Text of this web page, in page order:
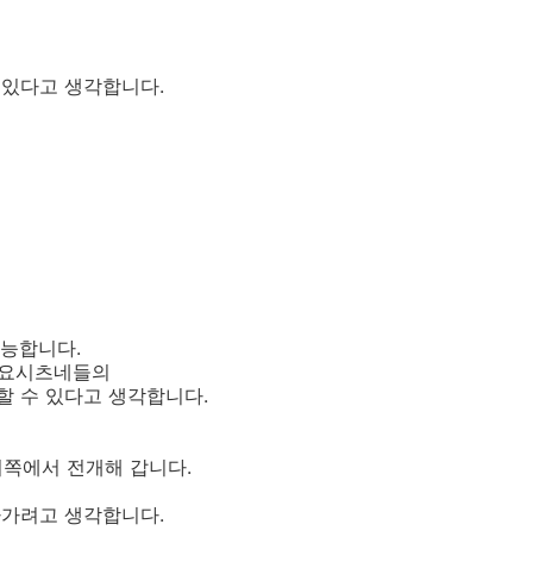
다고 생각합니다.
합니다.
시츠네들의
수 있다고 생각합니다.
에서 전개해 갑니다.
려고 생각합니다.